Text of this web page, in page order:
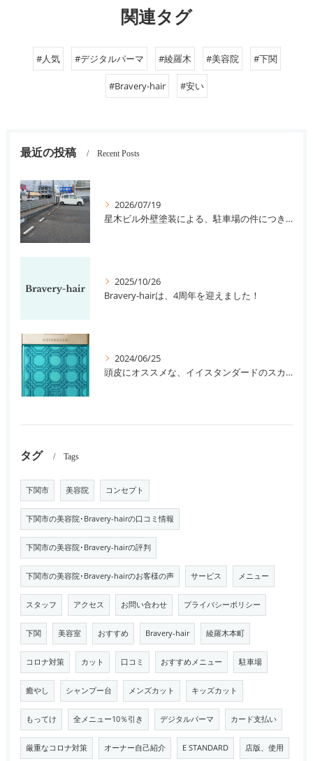
関連タグ
#人気 #デジタルパーマ #綾羅木 #美容院 #下関
#Bravery-hair #安い
最近の投稿 Recent Posts
2026/07/19
星木ビル外壁塗装による、駐車場の件につきまして。
2025/10/26
Bravery-hairは、4周年を迎えました！
2024/06/25
頭皮にオススメな、イイスタンダードのスカルプ系シャンプー＆トリートメントです！
タグ Tags
下関市 美容院 コンセプト
下関市の美容院･Bravery-hairの口コミ情報
下関市の美容院･Bravery-hairの評判
下関市の美容院･Bravery-hairのお客様の声 サービス メニュー
スタッフ アクセス お問い合わせ プライバシーポリシー
下関 美容室 おすすめ Bravery-hair 綾羅木本町
コロナ対策 カット 口コミ おすすめメニュー 駐車場
癒やし シャンプー台 メンズカット キッズカット
もってけ 全メニュー10％引き デジタルパーマ カード支払い
厳重なコロナ対策 オーナー自己紹介 E STANDARD 店版、使用